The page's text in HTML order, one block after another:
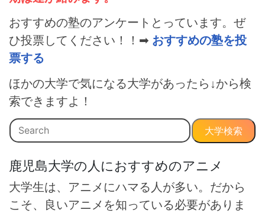
おすすめの塾のアンケートとっています。ぜ
ひ投票してください！！➡ おすすめの塾を投
票する
ほかの大学で気になる大学があったら↓から検
索できますよ！
大学検索
鹿児島大学の人におすすめのアニメ
大学生は、アニメにハマる人が多い。だから
こそ、良いアニメを知っている必要がありま